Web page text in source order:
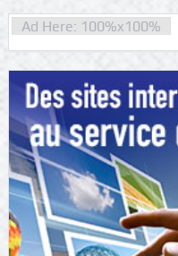
Ad Here: 100%x100%